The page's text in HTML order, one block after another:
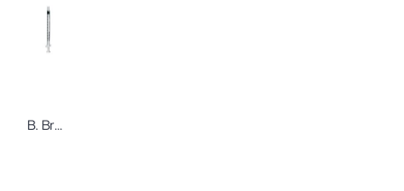
B. Braun Omnifix 100 Solo ohne Kanüle 1 ml 100 Stück Insulinspritzen